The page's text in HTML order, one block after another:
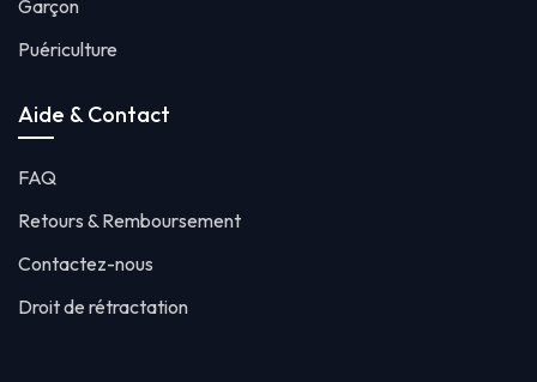
Garçon
Puériculture
Aide & Contact
FAQ
Retours & Remboursement
Contactez-nous
Droit de rétractation